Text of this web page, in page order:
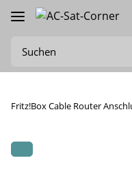
Fritz!Box Cable Router